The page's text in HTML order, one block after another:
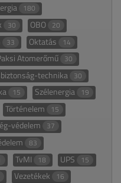
180
30 OBO 20
33 Oktatás 14
Atomerőmű 30
technika 30
15 Szélenergia 19
Történelem 15
védelem 37
83
TvMI 18 UPS 15
Vezetékek 16